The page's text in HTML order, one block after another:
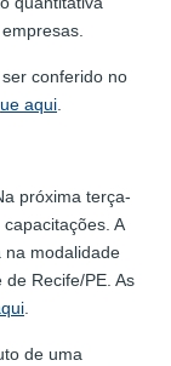
conferido no
aqui
próxima terça-
A
na modalidade
Recife/PE. As
de uma